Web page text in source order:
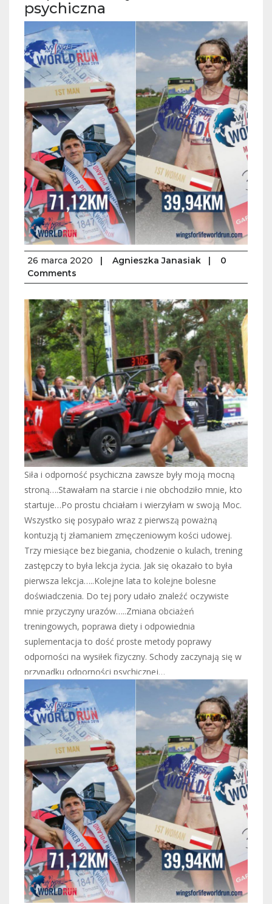
psychiczna
26 marca 2020 Agnieszka Janasiak
0
Comments
Siła i odporność psychiczna zawsze były moją mocną
stroną….Stawałam na starcie i nie obchodziło mnie, kto
startuje…Po prostu chciałam i wierzyłam w swoją Moc.
Wszystko się posypało wraz z pierwszą poważną
kontuzją tj złamaniem zmęczeniowym kości udowej.
Trzy miesiące bez biegania, chodzenie o kulach, trening
zastępczy to była lekcja życia. Jak się okazało to była
pierwsza lekcja…..Kolejne lata to kolejne bolesne
doświadczenia. Do tej pory udało znaleźć oczywiste
mnie przyczyny urazów…..Zmiana obciażeń
treningowych, poprawa diety i odpowiednia
suplementacja to dość proste metody poprawy
odporności na wysiłek fizyczny. Schody zaczynają się w
przypadku odporności psychicznej…